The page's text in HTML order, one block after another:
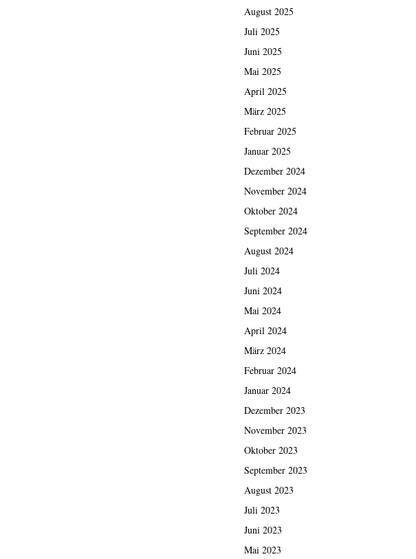
August 2025
Juli 2025
Juni 2025
Mai 2025
April 2025
März 2025
Februar 2025
Januar 2025
Dezember 2024
November 2024
Oktober 2024
September 2024
August 2024
Juli 2024
Juni 2024
Mai 2024
April 2024
März 2024
Februar 2024
Januar 2024
Dezember 2023
November 2023
Oktober 2023
September 2023
August 2023
Juli 2023
Juni 2023
Mai 2023